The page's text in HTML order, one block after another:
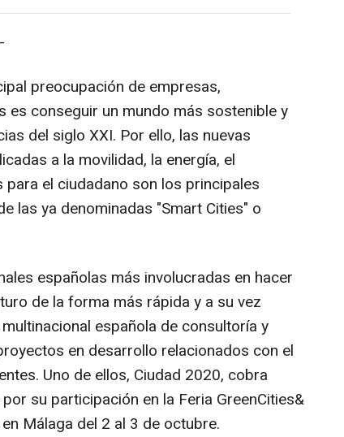
preocupación de empresas,
es conseguir un mundo más sostenible y
del siglo XXI. Por ello, las nuevas
a la movilidad, la energía, el
el ciudadano son los principales
las ya denominadas "Smart Cities" o
españolas más involucradas en hacer
de la forma más rápida y a su vez
española de consultoría y
en desarrollo relacionados con el
Uno de ellos, Ciudad 2020, cobra
su participación en la Feria GreenCities&
Málaga del 2 al 3 de octubre.